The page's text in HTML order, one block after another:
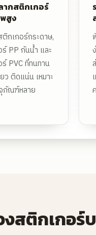
กสติกเกอร์
สูง
กเกอร์กระดาษ,
PP กันน้ำ และ
PVC ที่ทนทาน
ว ติดแน่น เหมาะ
ภัณฑ์หลาย
สติกเกอร์